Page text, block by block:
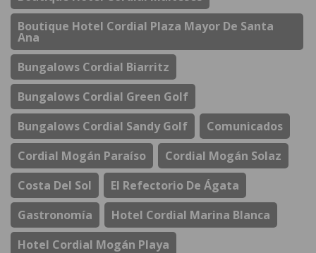
Boutique Hotel Cordial Plaza Mayor De Santa
Ana
Bungalows Cordial Biarritz
Bungalows Cordial Green Golf
Bungalows Cordial Sandy Golf
Comunicados
Cordial Mogán Paraíso
Cordial Mogán Solaz
Costa Del Sol
El Refectorio De Ágata
Gastronomía
Hotel Cordial Marina Blanca
Hotel Cordial Mogán Playa